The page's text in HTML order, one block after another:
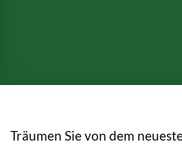
Träumen Sie von dem